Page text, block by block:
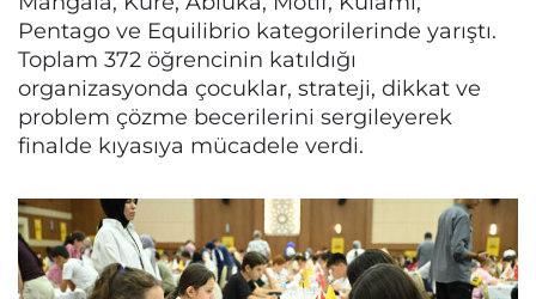
Pentago ve Equilibrio kategorilerinde yarıştı.
Toplam 372 öğrencinin katıldığı
organizasyonda çocuklar, strateji, dikkat ve
problem çözme becerilerini sergileyerek
finalde kıyasıya mücadele verdi.